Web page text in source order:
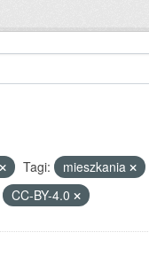
Tagi:
mieszkania
CC-BY-4.0